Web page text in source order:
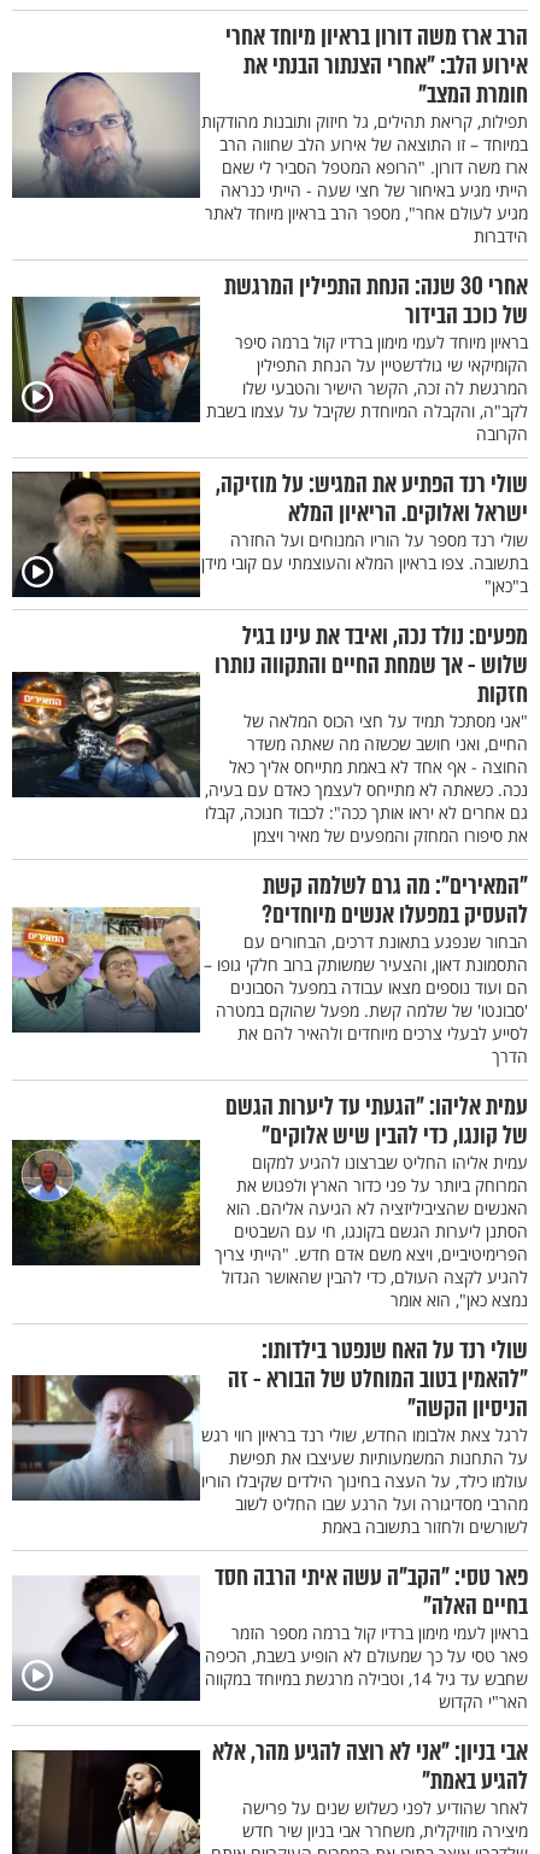
הרב ארז משה דורון בראיון מיוחד אחרי
אירוע הלב: "אחרי הצנתור הבנתי את
חומרת המצב"
תפילות, קריאת תהילים, גל חיזוק ותובנות מהודקות
במיוחד – זו התוצאה של אירוע הלב שחווה הרב
ארז משה דורון. "הרופא המטפל הסביר לי שאם
הייתי מגיע באיחור של חצי שעה - הייתי כנראה
מגיע לעולם אחר", מספר הרב בראיון מיוחד לאתר
הידברות
אחרי 30 שנה: הנחת התפילין המרגשת
של כוכב הבידור
בראיון מיוחד לעמי מימון ברדיו קול ברמה סיפר
הקומיקאי שי גולדשטיין על הנחת התפילין
המרגשת לה זכה, הקשר הישיר והטבעי שלו
לקב"ה, והקבלה המיוחדת שקיבל על עצמו בשבת
הקרובה
שולי רנד הפתיע את המגיש: על מוזיקה,
ישראל ואלוקים. הריאיון המלא
שולי רנד מספר על הוריו המנוחים ועל החזרה
בתשובה. צפו בראיון המלא והעוצמתי עם קובי מידן
ב"כאן"
מפעים: נולד נכה, ואיבד את עינו בגיל
שלוש - אך שמחת החיים והתקווה נותרו
חזקות
"אני מסתכל תמיד על חצי הכוס המלאה של
החיים, ואני חושב שכשזה מה שאתה משדר
החוצה - אף אחד לא באמת מתייחס אליך כאל
נכה. כשאתה לא מתייחס לעצמך כאדם עם בעיה,
גם אחרים לא יראו אותך ככה": לכבוד חנוכה, קבלו
את סיפורו המחזק והמפעים של מאיר ויצמן
"המאירים": מה גרם לשלמה קשת
להעסיק במפעלו אנשים מיוחדים?
הבחור שנפגע בתאונת דרכים, הבחורים עם
התסמונת דאון, והצעיר שמשותק ברוב חלקי גופו –
הם ועוד נוספים מצאו עבודה במפעל הסבונים
'סבונטו' של שלמה קשת. מפעל שהוקם במטרה
לסייע לבעלי צרכים מיוחדים ולהאיר להם את
הדרך
עמית אליהו: "הגעתי עד ליערות הגשם
של קונגו, כדי להבין שיש אלוקים"
עמית אליהו החליט שברצונו להגיע למקום
המרוחק ביותר על פני כדור הארץ ולפגוש את
האנשים שהציביליזציה לא הגיעה אליהם. הוא
הסתנן ליערות הגשם בקונגו, חי עם השבטים
הפרימיטיביים, ויצא משם אדם חדש. "הייתי צריך
להגיע לקצה העולם, כדי להבין שהאושר הגדול
נמצא כאן", הוא אומר
שולי רנד על האח שנפטר בילדותו:
"להאמין בטוב המוחלט של הבורא - זה
הניסיון הקשה"
לרגל צאת אלבומו החדש, שולי רנד בראיון רווי רגש
על התחנות המשמעותיות שעיצבו את תפישת
עולמו כילד, על העצה בחינוך הילדים שקיבלו הוריו
מהרבי מסדיגורה ועל הרגע שבו החליט לשוב
לשורשים ולחזור בתשובה באמת
פאר טסי: "הקב"ה עשה איתי הרבה חסד
בחיים האלה"
בראיון לעמי מימון ברדיו קול ברמה מספר הזמר
פאר טסי על כך שמעולם לא הופיע בשבת, הכיפה
שחבש עד גיל 14, וטבילה מרגשת במיוחד במקווה
האר"י הקדוש
אבי בניון: "אני לא רוצה להגיע מהר, אלא
להגיע באמת"
לאחר שהודיע לפני כשלוש שנים על פרישה
מיצירה מוזיקלית, משחרר אבי בניון שיר חדש